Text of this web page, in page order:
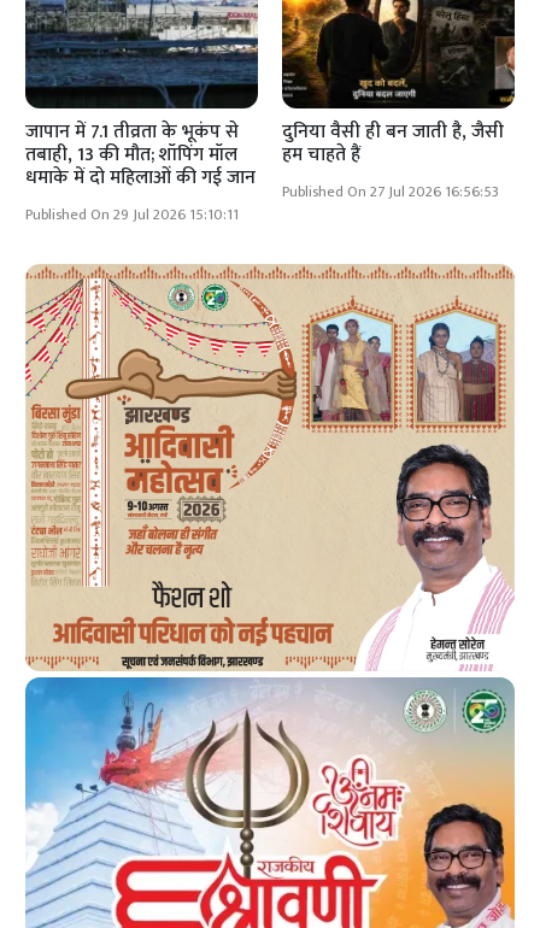
जापान में 7.1 तीव्रता के भूकंप से
तबाही, 13 की मौत; शॉपिंग मॉल
धमाके में दो महिलाओं की गई जान
Published On 29 Jul 2026 15:10:11
दुनिया वैसी ही बन जाती है, जैसी
हम चाहते हैं
Published On 27 Jul 2026 16:56:53